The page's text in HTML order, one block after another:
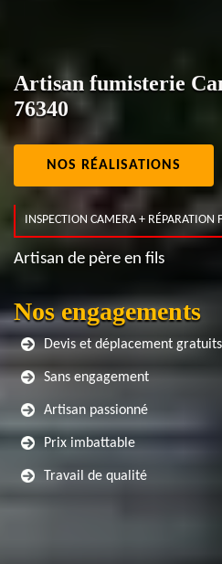
Artisan fumisterie
76340
NOS RÉALISATIONS
INSPECTION CAMERA + RÉPARATION
Artisan de père en fils
Nos engagements
Devis et déplacement gratuits
Sans engagement
Artisan passionné
Prix imbattable
Travail de qualité